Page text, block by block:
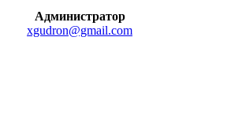
Администратор
xgudron@gmail.com